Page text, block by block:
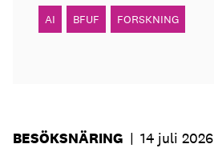
AI BFUF FORSKNING
BESÖKSNÄRING | 14 juli 2026